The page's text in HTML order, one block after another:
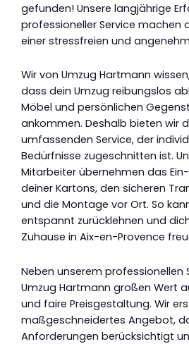
gefunden! Unsere langjährige
professioneller Service machen
einer stressfreien und
Wir von Umzug Hartmann
dass dein Umzug reibungslos
Möbel und persönlichen
ankommen. Deshalb bieten wir
umfassenden Service, der
Bedürfnisse zugeschnitten ist.
Mitarbeiter übernehmen das
deiner Kartons, den sicheren
und die Montage vor Ort. So
entspannt zurücklehnen und
Zuhause in Aix-en-Provence
Neben unserem professionellen
Umzug Hartmann großen Wert
und faire Preisgestaltung. Wir
maßgeschneidertes Angebot,
Anforderungen berücksichtigt